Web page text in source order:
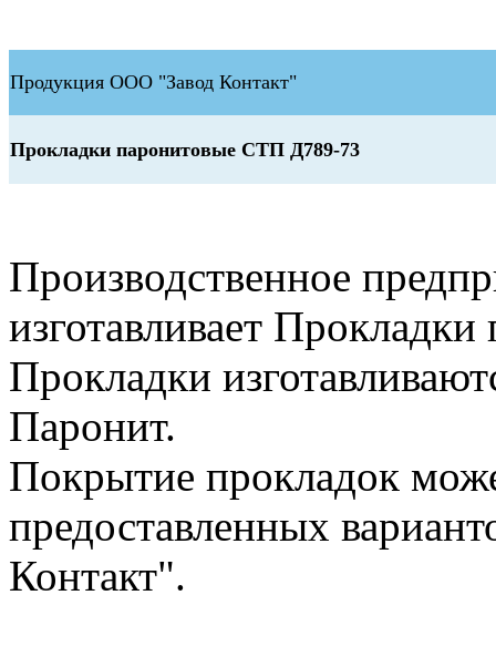
Продукция ООО "Завод Контакт"
Прокладки паронитовые СТП Д789-73
Производственное
изготавливает
Прокладки
Паронит.
Покрытие прокладок
предоставленных
Контакт".